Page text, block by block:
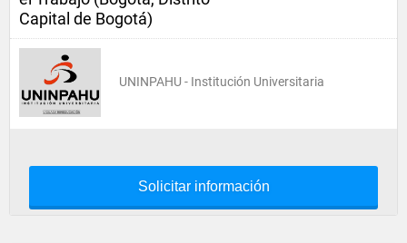
Capital de Bogotá)
UNINPAHU - Institución Universitaria
Solicitar información